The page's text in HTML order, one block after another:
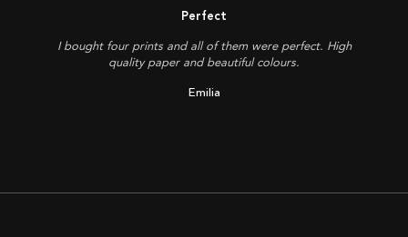
Perfect
I bought four prints and all of them were perfect. High
quality paper and beautiful colours.
Emilia